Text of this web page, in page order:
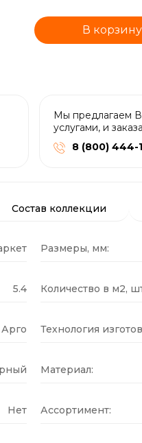
В корзину
Мы предлагаем
услугами, и
8 (800) 444-
Состав коллекции
Размеры, мм:
5.4 Количество в м2,
Арго Технология
Материал:
Нет Ассортимент: